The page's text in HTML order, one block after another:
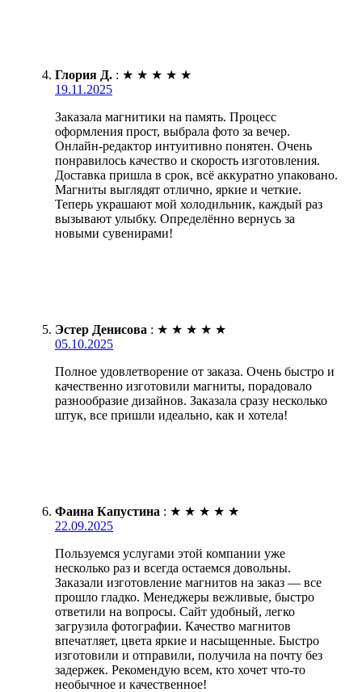
Глория Д. : ★ ★ ★ ★ ★
19.11.2025
Заказала магнитики на память. Процесс
оформления прост, выбрала фото за вечер.
Онлайн-редактор интуитивно понятен. Очень
понравилось качество и скорость изготовления.
Доставка пришла в срок, всё аккуратно упаковано.
Магниты выглядят отлично, яркие и четкие.
Теперь украшают мой холодильник, каждый раз
вызывают улыбку. Определённо вернусь за
новыми сувенирами!
Эстер Денисова : ★ ★ ★ ★ ★
05.10.2025
Полное удовлетворение от заказа. Очень быстро и
качественно изготовили магниты, порадовало
разнообразие дизайнов. Заказала сразу несколько
штук, все пришли идеально, как и хотела!
Фаина Капустина : ★ ★ ★ ★ ★
22.09.2025
Пользуемся услугами этой компании уже
несколько раз и всегда остаемся довольны.
Заказали изготовление магнитов на заказ — все
прошло гладко. Менеджеры вежливые, быстро
ответили на вопросы. Сайт удобный, легко
загрузила фотографии. Качество магнитов
впечатляет, цвета яркие и насыщенные. Быстро
изготовили и отправили, получила на почту без
задержек. Рекомендую всем, кто хочет что-то
необычное и качественное!